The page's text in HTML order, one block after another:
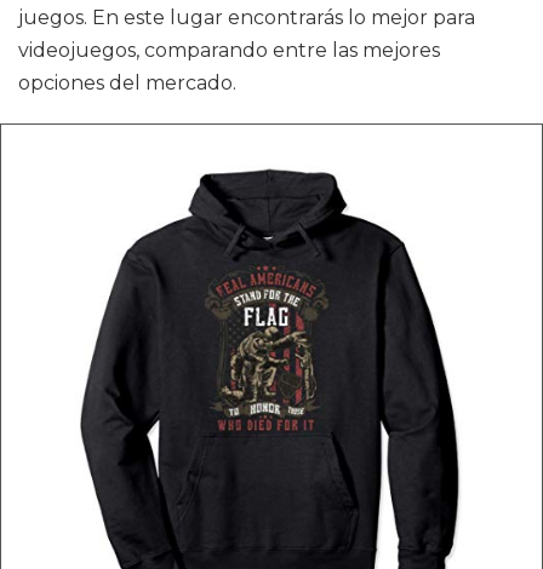
juegos. En este lugar encontrarás lo mejor para
videojuegos, comparando entre las mejores
opciones del mercado.